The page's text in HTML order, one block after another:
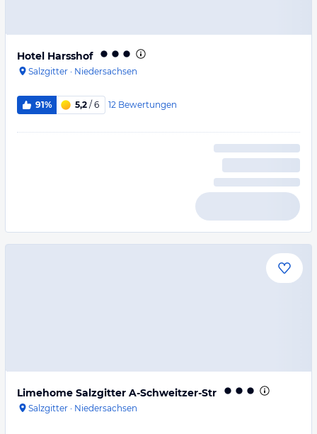
Hotel Harsshof
Salzgitter · Niedersachsen
91% 5,2 / 6 12 Bewertungen
Limehome Salzgitter A-Schweitzer-Str
Salzgitter · Niedersachsen